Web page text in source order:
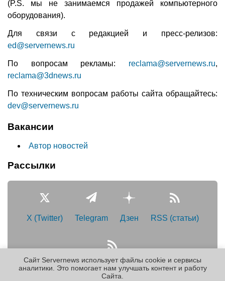
(P.S. мы не занимаемся продажей компьютерного
оборудования).
Для связи с редакцией и пресс-релизов:
ed@servernews.ru
По вопросам рекламы: reclama@servernews.ru,
reclama@3dnews.ru
По техническим вопросам работы сайта обращайтесь:
dev@servernews.ru
Вакансии
Автор новостей
Рассылки
X (Twitter) Telegram Дзен RSS (статьи)
RSS (новости)
Сайт Servernews использует файлы cookie и сервисы
аналитики. Это помогает нам улучшать контент и работу
Cайта.